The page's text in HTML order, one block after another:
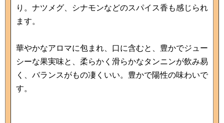
り。ナツメグ、シナモンなどのスパイス香も感じられ
ます。
華やかなアロマに包まれ、口に含むと、豊かでジュー
シーな果実味と、柔らかく滑らかなタンニンが飲み易
く、バランスがもの凄くいい。豊かで陽性の味わいで
す。